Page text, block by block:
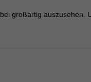
großartig